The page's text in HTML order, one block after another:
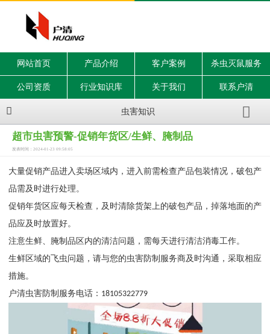
网站首页 产品介绍 客户案例 杀虫灭鼠服务
公司资质 行业知识库 关于我们 联系户清
虫害知识
超市虫害预警-促销年货区/生鲜、腌制品
发表时间：2024-01-23 09:58:05
大量促销产品进入卖场区域内，进入前需检查产品包装情况，破包产
品需及时进行处理。
促销年货区应每天检查，及时清除货架上的破包产品，掉落地面的产
品应及时放置好。
注意生鲜、腌制品区内的清洁问题，需每天进行清洁消毒工作。
生鲜区域的飞虫问题，请与您的虫害防制服务商及时沟通，采取相应
措施。
户清虫害防制服务电话： 18105322779